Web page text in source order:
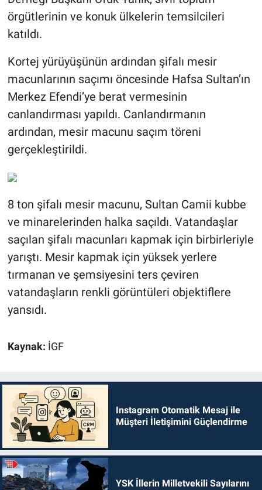
örgütlerinin ve konuk ülkelerin temsilcileri
katıldı.
Kortej yürüyüşünün ardından şifalı mesir
macunlarının saçımı öncesinde Hafsa Sultan’ın
Merkez Efendi’ye berat vermesinin
canlandırması yapıldı. Canlandırmanın
ardından, mesir macunu saçım töreni
gerçekleştirildi.
8 ton şifalı mesir macunu, Sultan Camii kubbe
ve minarelerinden halka saçıldı. Vatandaşlar
saçılan şifalı macunları kapmak için birbirleriyle
yarıştı. Mesir kapmak için yüksek yerlere
tırmanan ve şemsiyesini ters çeviren
vatandaşların renkli görüntüleri objektiflere
yansıdı.
Kaynak: İGF
Instagram Otomatik Mesaj ile
Müşteri İletişimini Güçlendirme
YSK İllerin Milletvekili Sayılarını